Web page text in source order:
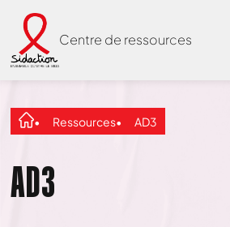
Centre de ressources
Ressources AD3
AD3